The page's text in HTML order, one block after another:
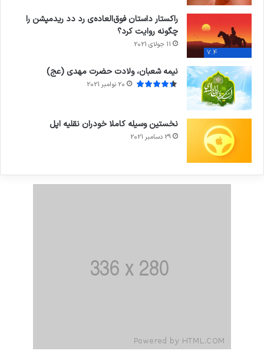
7.4
راکستار داستان فوق‌العاده‌ی رد دد ریدمپشن را
چگونه روایت کرد؟
11 جولای 2021
نیمه شعبان، ولادت حضرت مهدی (عج)
20 نوامبر 2021
نخستین وسیله کاملا خودران نقلیه اپل
29 دسامبر 2021